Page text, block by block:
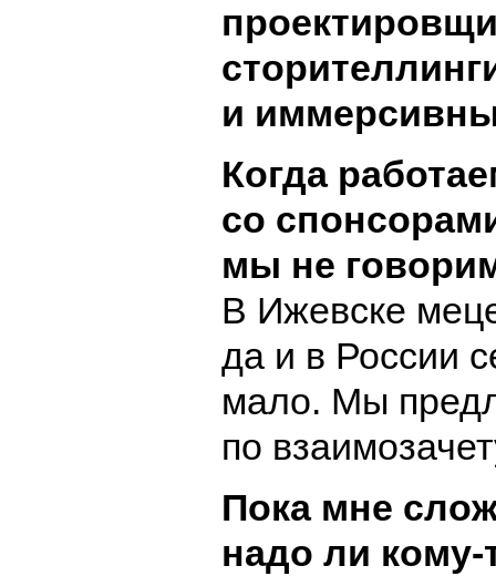
и
Когда
со
мы не
В Ижевске
да и в России
мало. Мы
по
Пока мне
надо ли кому-